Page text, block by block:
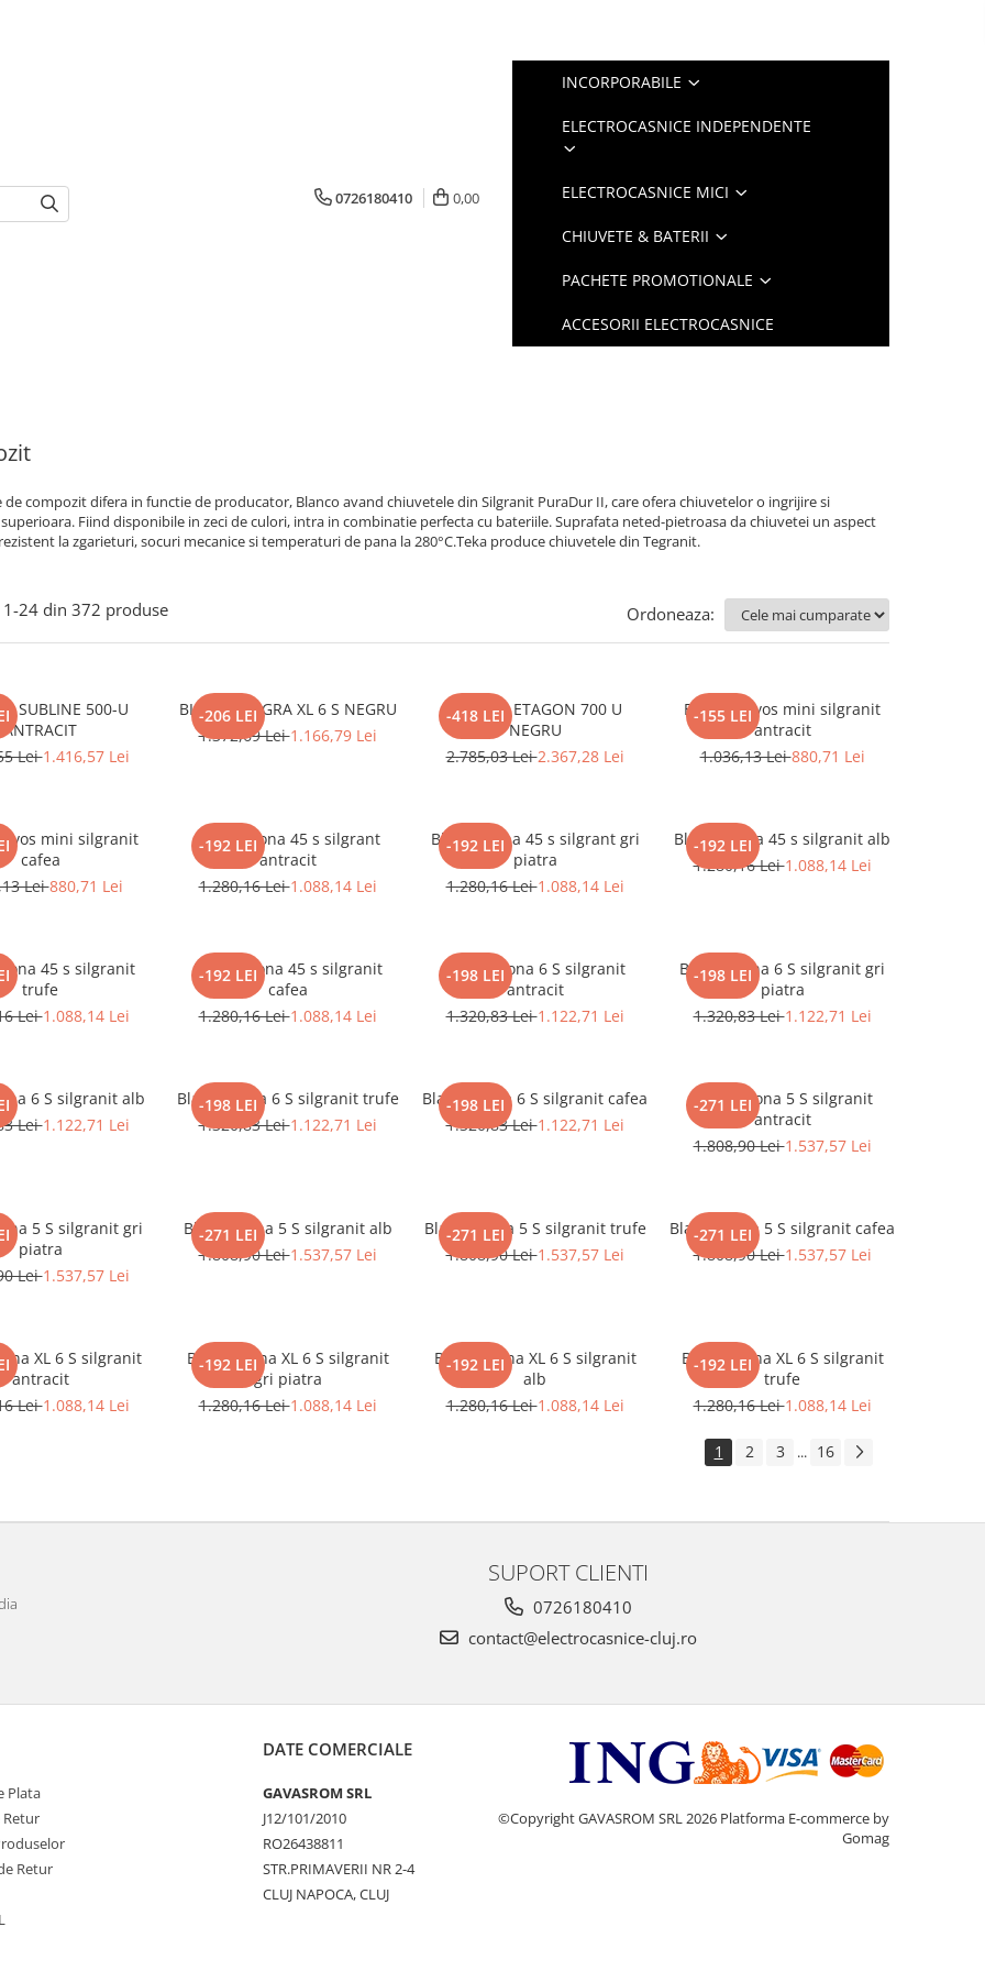
0726180410 0,00
INCORPORABILE
ELECTROCASNICE INDEPENDENTE
ELECTROCASNICE MICI
CHIUVETE & BATERII
PACHETE PROMOTIONALE
ACCESORII ELECTROCASNICE
de compozit difera in functie de producator, Blanco avand chiuvetele din Silgranit PuraDur II, care ofera chiuvetelor o ingrijire si
Fiind disponibile in zeci de culori, intra in combinatie perfecta cu bateriile. Suprafata neted-pietroasa da chiuvetei un aspect
la zgarieturi, socuri mecanice si temperaturi de pana la 280°C.Teka produce chiuvetele din Tegranit.
1-24 din 372 produse Ordoneaza:
SUBLINE 500-U
ANTRACIT
Lei1.416,57 Lei
-206 LEI
BLANCO LEGRA XL 6 S NEGRU
1.372,69 Lei1.166,79 Lei
-418 LEI
BLANCO ETAGON 700 U
NEGRU
2.785,03 Lei2.367,28 Lei
-155 LEI
Blanco Favos mini silgranit
antracit
1.036,13 Lei880,71 Lei
mini silgranit
cafea
Lei880,71 Lei
-192 LEI
Blanco Sona 45 s silgrant
antracit
1.280,16 Lei1.088,14 Lei
-192 LEI
Blanco Sona 45 s silgrant gri
piatra
1.280,16 Lei1.088,14 Lei
-192 LEI
Blanco Sona 45 s silgranit alb
1.280,16 Lei1.088,14 Lei
45 s silgranit
trufe
Lei1.088,14 Lei
-192 LEI
Blanco Sona 45 s silgranit
cafea
1.280,16 Lei1.088,14 Lei
-198 LEI
Blanco Sona 6 S silgranit
antracit
1.320,83 Lei1.122,71 Lei
-198 LEI
Blanco Sona 6 S silgranit gri
piatra
1.320,83 Lei1.122,71 Lei
6 S silgranit alb
Lei1.122,71 Lei
-198 LEI
Blanco Sona 6 S silgranit trufe
1.320,83 Lei1.122,71 Lei
-198 LEI
Blanco Sona 6 S silgranit cafea
1.320,83 Lei1.122,71 Lei
-271 LEI
Blanco Sona 5 S silgranit
antracit
1.808,90 Lei1.537,57 Lei
5 S silgranit gri
piatra
Lei1.537,57 Lei
-271 LEI
Blanco Sona 5 S silgranit alb
1.808,90 Lei1.537,57 Lei
-271 LEI
Blanco Sona 5 S silgranit trufe
1.808,90 Lei1.537,57 Lei
-271 LEI
Blanco Sona 5 S silgranit cafea
1.808,90 Lei1.537,57 Lei
XL 6 S silgranit
antracit
Lei1.088,14 Lei
-192 LEI
Blanco Sona XL 6 S silgranit
gri piatra
1.280,16 Lei1.088,14 Lei
-192 LEI
Blanco Sona XL 6 S silgranit
alb
1.280,16 Lei1.088,14 Lei
-192 LEI
Blanco Sona XL 6 S silgranit
trufe
1.280,16 Lei1.088,14 Lei
1 2 3 ... 16
SUPORT CLIENTI
0726180410
contact@electrocasnice-cluj.ro
Plata
Retur
Retur
DATE COMERCIALE
GAVASROM SRL
J12/101/2010
RO26438811
STR.PRIMAVERII NR 2-4
CLUJ NAPOCA, CLUJ
©Copyright GAVASROM SRL 2026 Platforma E-commerce by
Gomag